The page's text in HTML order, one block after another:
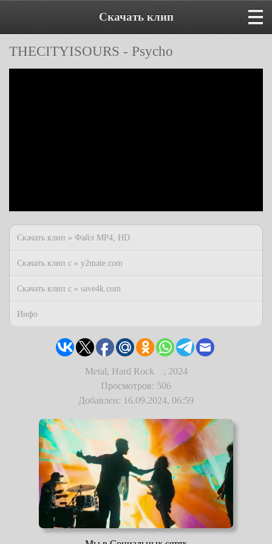
Скачать клип
THECITYISOURS - Psycho
Скачать клип » Файл MP4, HD
Скачать клип с » y2mate.com
Скачать клип с » save4k.com
Инфо
Metal, Hard Rock , 2024
Просмотров: 506
Добавлен: 16.09.2024, 06:59